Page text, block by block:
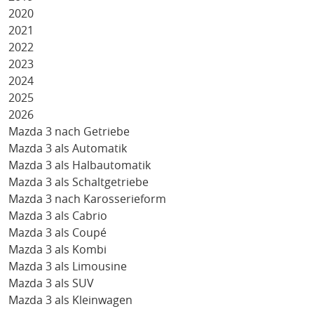
2020
2021
2022
2023
2024
2025
2026
Mazda 3 nach Getriebe
Mazda 3 als Automatik
Mazda 3 als Halbautomatik
Mazda 3 als Schaltgetriebe
Mazda 3 nach Karosserieform
Mazda 3 als Cabrio
Mazda 3 als Coupé
Mazda 3 als Kombi
Mazda 3 als Limousine
Mazda 3 als SUV
Mazda 3 als Kleinwagen